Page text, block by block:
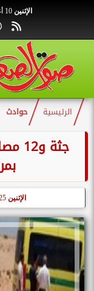
الإثنين 10 أغسطس 2026
الرئيسية حوادث
الإثنين